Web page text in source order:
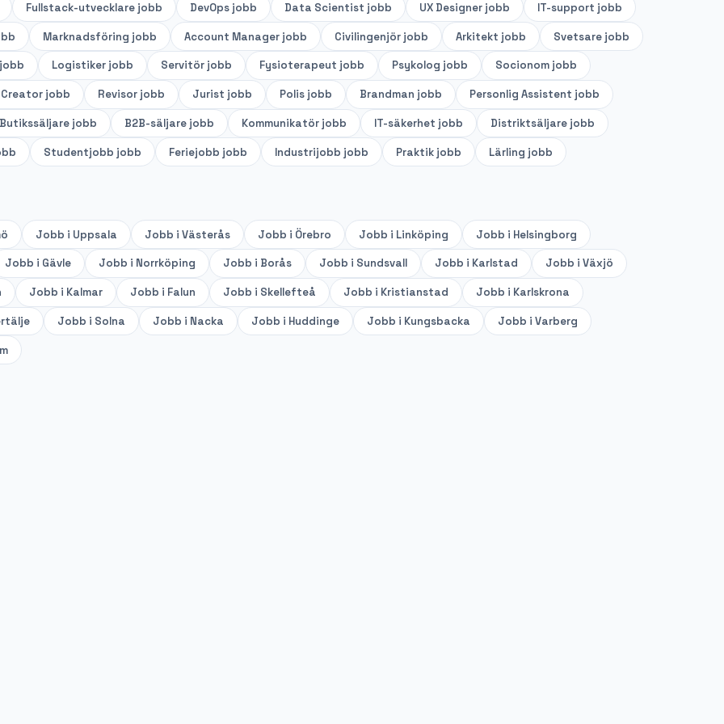
Fullstack-utvecklare jobb DevOps jobb Data Scientist jobb UX Designer jobb IT-support jobb
Marknadsföring jobb Account Manager jobb Civilingenjör jobb Arkitekt jobb Svetsare jobb
Logistiker jobb Servitör jobb Fysioterapeut jobb Psykolog jobb Socionom jobb
jobb Revisor jobb Jurist jobb Polis jobb Brandman jobb Personlig Assistent jobb
Butikssäljare jobb B2B-säljare jobb Kommunikatör jobb IT-säkerhet jobb Distriktsäljare jobb
Studentjobb jobb Feriejobb jobb Industrijobb jobb Praktik jobb Lärling jobb
Jobb i Uppsala Jobb i Västerås Jobb i Örebro Jobb i Linköping Jobb i Helsingborg
Jobb i Gävle Jobb i Norrköping Jobb i Borås Jobb i Sundsvall Jobb i Karlstad Jobb i Växjö
Jobb i Kalmar Jobb i Falun Jobb i Skellefteå Jobb i Kristianstad Jobb i Karlskrona
Jobb i Solna Jobb i Nacka Jobb i Huddinge Jobb i Kungsbacka Jobb i Varberg